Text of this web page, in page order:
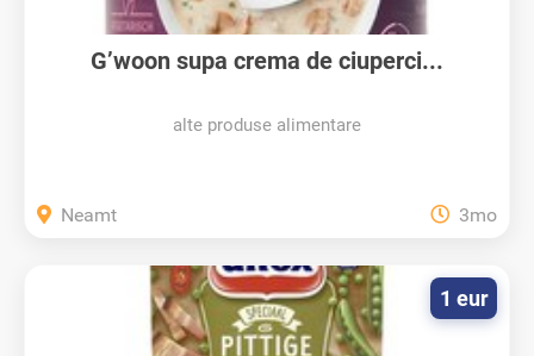
G’woon supa crema de ciuperci...
alte produse alimentare
Neamt 3mo
1 eur